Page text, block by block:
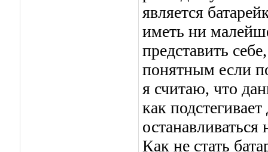
является
иметь ни
представить
понятным если
я считаю, что
как
Как не стать